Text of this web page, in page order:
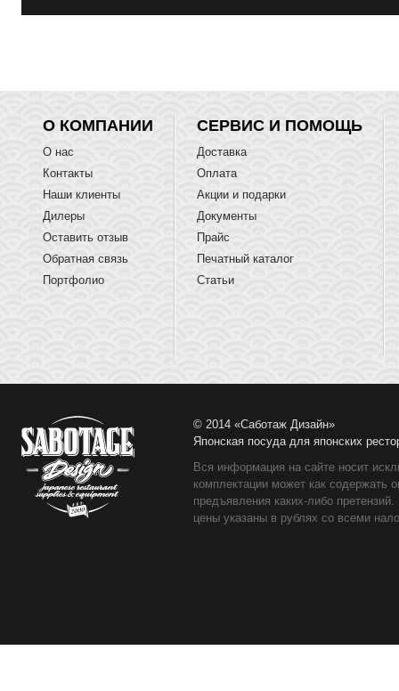
О КОМПАНИИ
О нас
Контакты
Наши клиенты
Дилеры
Оставить отзыв
Обратная связь
Портфолио
СЕРВИС И ПОМОЩЬ
Доставка
Оплата
Акции и подарки
Документы
Прайс
Печатный каталог
Статьи
© 2014 «Саботаж Дизайн»
Японская посуда для японских
Вся информация на сайте носит
комплектации может как содержать
предъявления каких-либо
цены указаны в рублях со всеми